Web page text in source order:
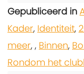
Gepubliceerd in
Kader, Identiteit,
meer, , Binnen,
Rondom het